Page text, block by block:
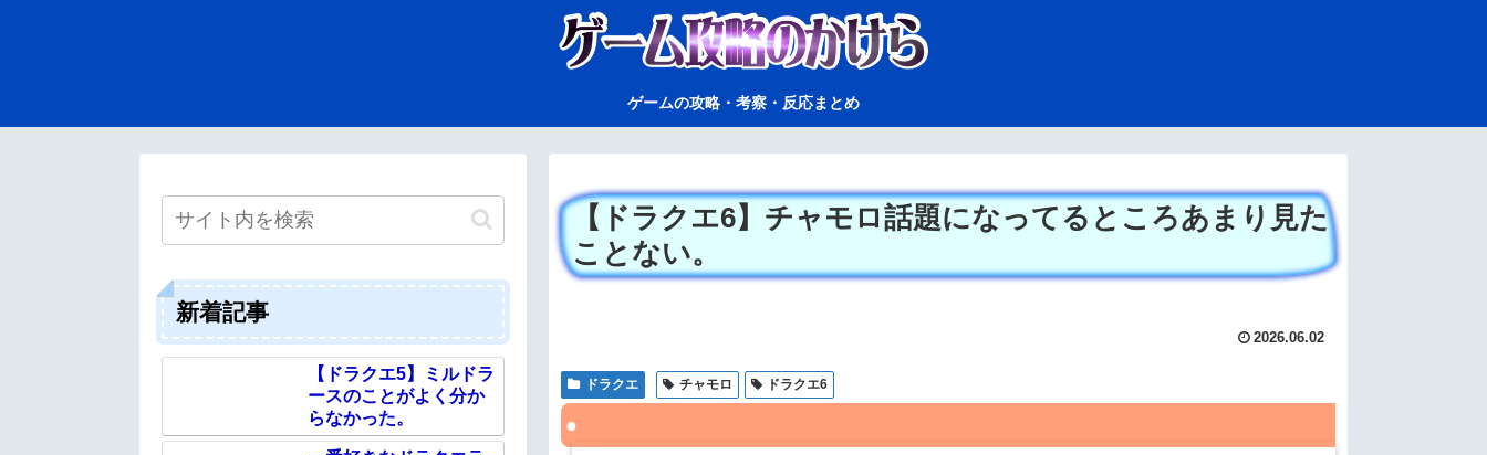
ゲームの攻略・考察・反応まとめ
【ドラクエ6】チャモロ話題になってるところあまり見た
ことない。
2026.06.02
ドラクエ チャモロ ドラクエ6
新着記事
【ドラクエ5】ミルドラ
ースのことがよく分か
らなかった。